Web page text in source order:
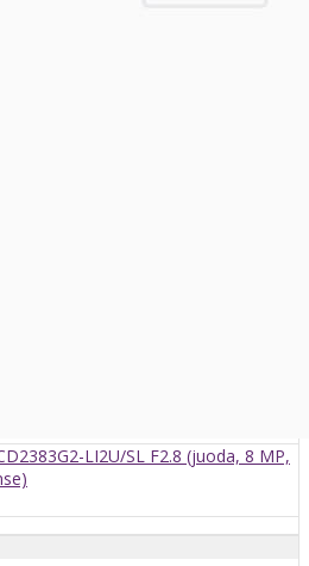
LI2U/SL F2.8 (juoda, 8 MP,